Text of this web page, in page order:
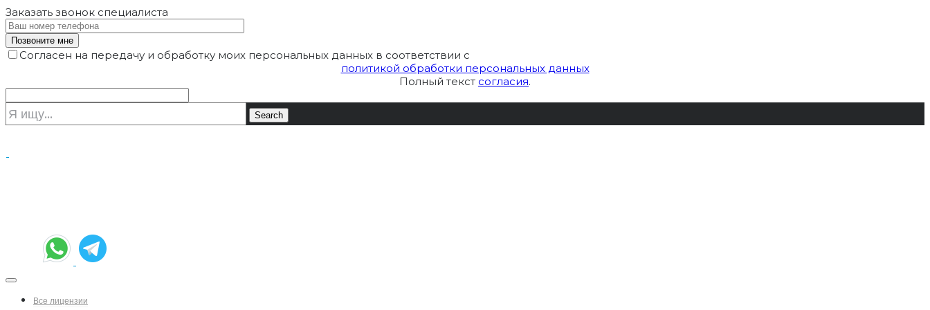
Заказать звонок специалиста
Согласен на передачу и обработку моих персональных данных в соответствии с
политикой обработки персональных данных
Полный текст согласия.
Все лицензии